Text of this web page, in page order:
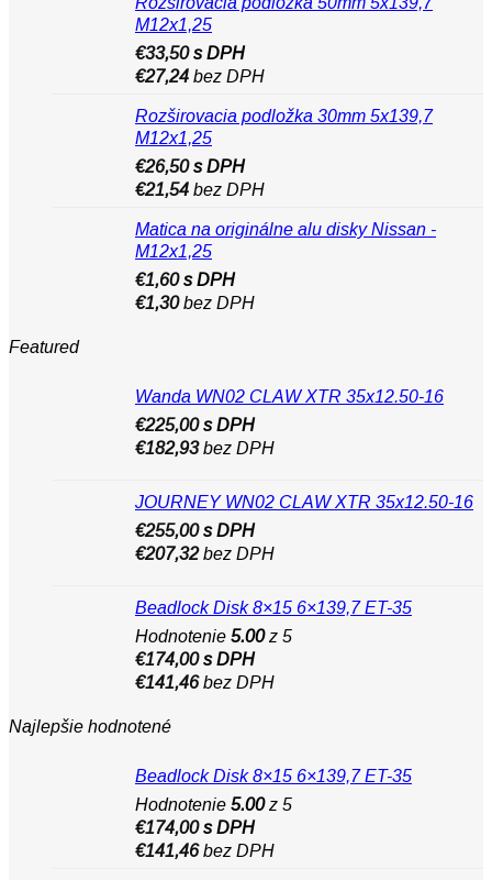
M12x1,25
€33,50s DPH
€27,24 bez DPH
Rozširovacia podložka 30mm 5x139,7
M12x1,25
€26,50s DPH
€21,54 bez DPH
Matica na originálne alu disky Nissan -
M12x1,25
€1,60s DPH
€1,30bez DPH
Featured
Wanda WN02 CLAW XTR 35x12.50-16
€225,00s DPH
€182,93bez DPH
JOURNEY WN02 CLAW XTR 35x12.50-16
€255,00s DPH
€207,32bez DPH
Beadlock Disk 8×15 6×139,7 ET-35
Hodnotenie 5.00z 5
€174,00s DPH
€141,46bez DPH
Najlepšie hodnotené
Beadlock Disk 8×15 6×139,7 ET-35
Hodnotenie 5.00z 5
€174,00s DPH
€141,46bez DPH